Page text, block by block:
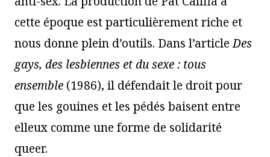
cette époque est particulièrement riche et
nous donne plein d’outils. Dans l’articleDes
gays, des lesbiennes et du sexe : tous
ensemble (1986), il défendait le droit pour
que les gouines et les pédés baisent entre
elleux comme une forme de solidarité
queer.